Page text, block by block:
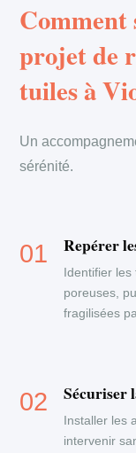
Comment
projet de
tuiles à
Un
sérénité.
Repérer
Identifier les
poreuses,
fragilisées
Sécuriser
Installer les
intervenir